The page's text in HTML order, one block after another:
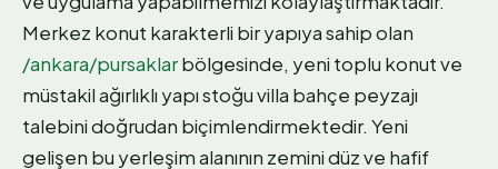
Merkez konut karakterli bir yapıya sahip olan
/ankara/pursaklarbölgesinde, yeni toplu konut ve
müstakil ağırlıklı yapı stoğu villa bahçe peyzajı
talebini doğrudan biçimlendirmektedir. Yeni
gelişen bu yerleşim alanının zemini düz ve hafif